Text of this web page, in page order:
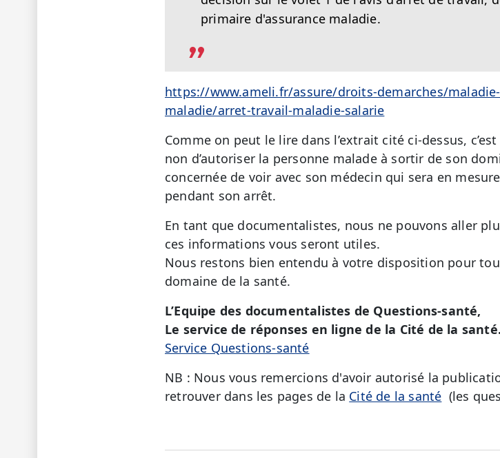
primaire d'assurance maladie.
https://www.ameli.fr/assure/droits-demarches/
maladie/arret-travail-maladie-salarie
Comme on peut le lire dans l’extrait cité ci-dessus,
non d’autoriser la personne malade à sortir de son
concernée de voir avec son médecin qui sera en
pendant son arrêt.
En tant que documentalistes, nous ne pouvons aller
ces informations vous seront utiles.
Nous restons bien entendu à votre disposition pour
domaine de la santé.
L’Equipe des documentalistes de Questions-santé,
Le service de réponses en ligne de la Cité de la santé.
Service Questions-santé
NB : Nous vous remercions d'avoir autorisé la
retrouver dans les pages de la Cité de la santé (les